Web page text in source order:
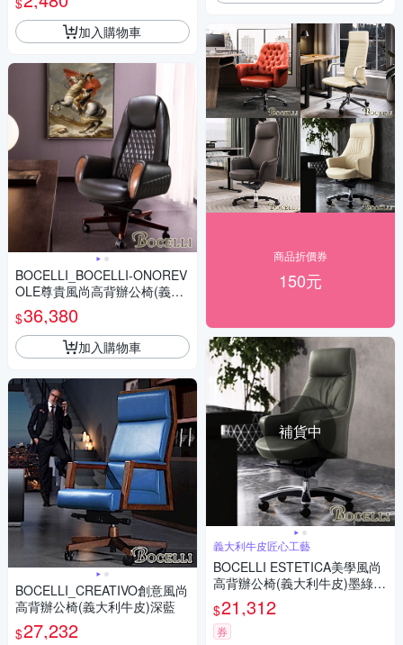
加入購物車
BOCELLI_BOCELLI-ONOREV
OLE尊貴風尚高背辦公椅(義大
利牛皮)經典黑
$36,380
加入購物車
BOCELLI_CREATIVO創意風尚
高背辦公椅(義大利牛皮)深藍
$27,232
商品折價券
150元
補貨中
義大利牛皮匠心工藝
BOCELLI ESTETICA美學風尚
高背辦公椅(義大利牛皮)墨綠
W71*D71*H120~126.5 cm
$21,312
券